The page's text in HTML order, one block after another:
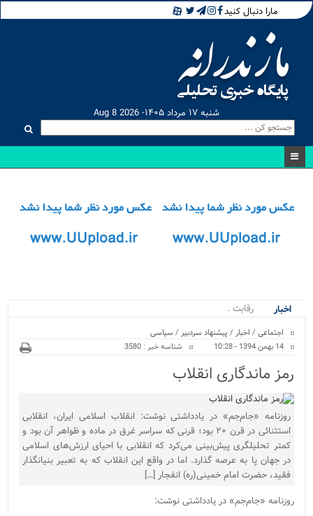
مارا دنبال کنید
شنبه ۱۷ مرداد ۱۴۰۵- Aug 8 2026
اخبار
رقابت نفسگی_
اجتماعی / اخبار / پیشنهاد سردبیر / سیاسی
14 بهمن 1394 - 10:28
شناسه خبر : 3580
رمز ماندگاری انقلاب
روزنامه «جام‌جم» در یادداشتی نوشت: انقلاب اسلامی ایران، انقلابی
استثنائی در قرن ۲۰ بود؛ قرنی که سراسر غرق در ماده و ظواهر آن بود و
کمتر تحلیلگری پیش‌بینی می‌کرد که انقلابی با احیای ارزش‌های اسلامی
در جهان پا به عرصه گذارد. اما در ‌واقع این انقلاب که به تعبیر بنیانگذار
فقید، حضرت امام خمینی(ره) انفجار […]
روزنامه «جام‌جم» در یادداشتی نوشت: